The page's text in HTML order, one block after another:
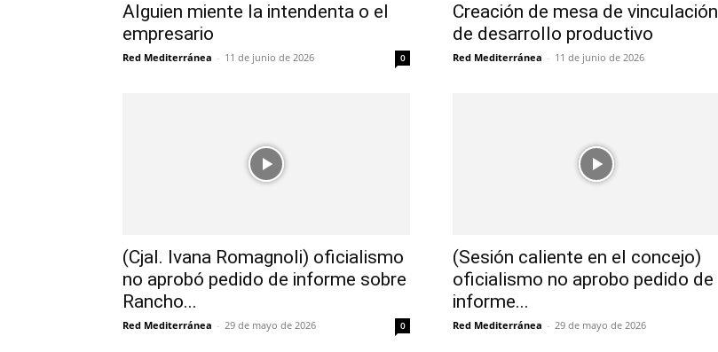
Alguien miente la intendenta o el
empresario
Red Mediterránea - 11 de junio de 2026 0
Creación de mesa de vinculación
de desarrollo productivo
Red Mediterránea - 11 de junio de 2026
(Cjal. Ivana Romagnoli) oficialismo
no aprobó pedido de informe sobre
Rancho...
Red Mediterránea - 29 de mayo de 2026 0
(Sesión caliente en el concejo)
oficialismo no aprobo pedido de
informe...
Red Mediterránea - 29 de mayo de 2026